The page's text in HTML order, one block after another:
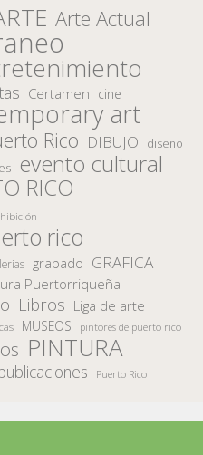
Arte Actual
Certamen cine
art
Rico DIBUJO diseño
evento cultural
RICO
rico
grabado GRAFICA
Puertorriqueña
Libros Liga de arte
MUSEOS pintores de puerto rico
PINTURA
Puerto Rico